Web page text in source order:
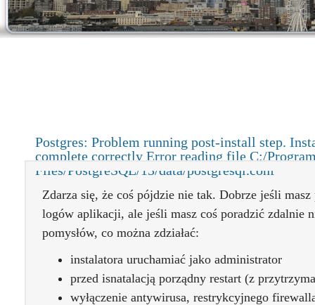
Postgres: Problem running post-install step.
complete correctly Error reading file C:/
Files/PostgreSQL/13/data/postgresql.conf”
Zdarza się, że coś pójdzie nie tak. Dobrze jeśli
logów aplikacji, ale jeśli masz coś poradzić zdalnie
pomysłów, co można zdziałać:
instalatora uruchamiać jako administrator
przed isnatalacją porządny restart (z
wyłączenie antywirusa, restrykcyjnego